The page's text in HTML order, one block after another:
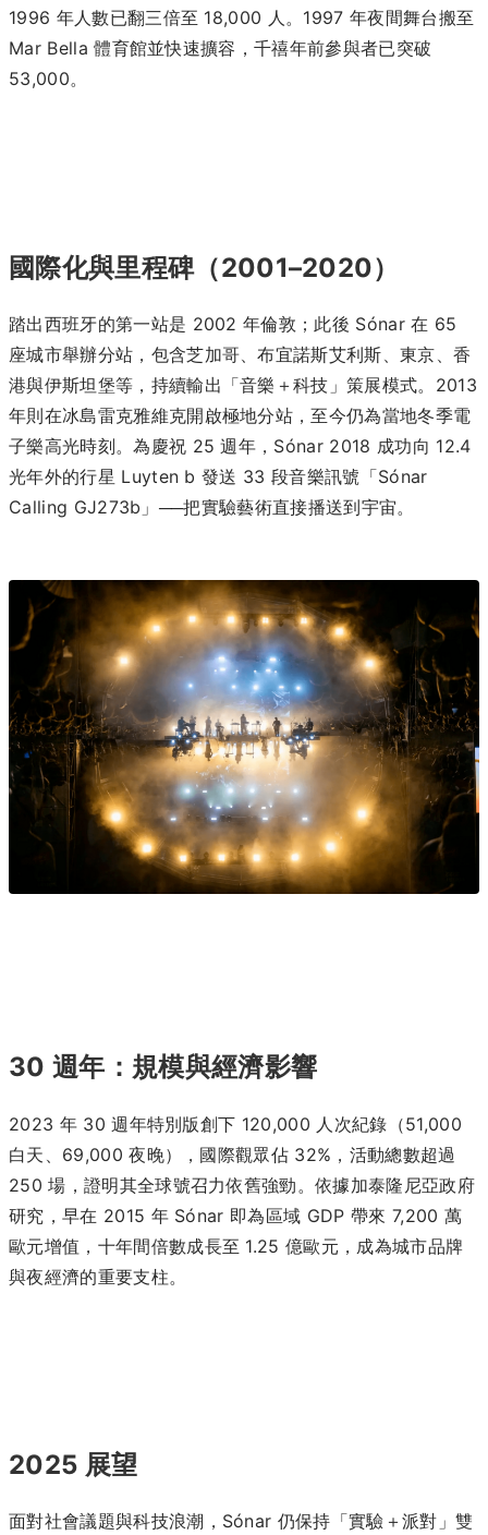
1996 年人數已翻三倍至 18,000 人。1997 年夜間舞台搬至
Mar Bella 體育館並快速擴容，千禧年前參與者已突破
53,000。
國際化與里程碑（2001–2020）
踏出西班牙的第一站是 2002 年倫敦；此後 Sónar 在 65
座城市舉辦分站，包含芝加哥、布宜諾斯艾利斯、東京、香
港與伊斯坦堡等，持續輸出「音樂＋科技」策展模式。2013
年則在冰島雷克雅維克開啟極地分站，至今仍為當地冬季電
子樂高光時刻。為慶祝 25 週年，Sónar 2018 成功向 12.4
光年外的行星 Luyten b 發送 33 段音樂訊號「Sónar
Calling GJ273b」──把實驗藝術直接播送到宇宙。
30 週年：規模與經濟影響
2023 年 30 週年特別版創下 120,000 人次紀錄（51,000
白天、69,000 夜晚），國際觀眾佔 32%，活動總數超過
250 場，證明其全球號召力依舊強勁。依據加泰隆尼亞政府
研究，早在 2015 年 Sónar 即為區域 GDP 帶來 7,200 萬
歐元增值，十年間倍數成長至 1.25 億歐元，成為城市品牌
與夜經濟的重要支柱。
2025 展望
面對社會議題與科技浪潮，Sónar 仍保持「實驗＋派對」雙